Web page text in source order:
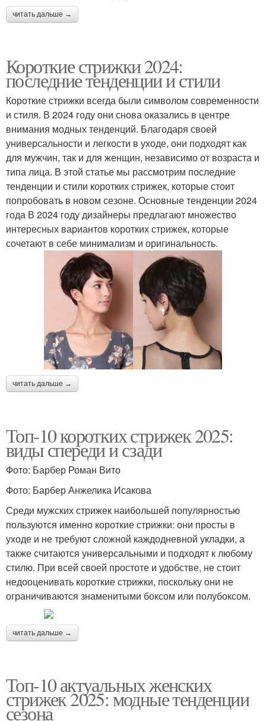
читать дальше →
Короткие стрижки 2024:
последние тенденции и стили
Короткие стрижки всегда были символом современности
и стиля. В 2024 году они снова оказались в центре
внимания модных тенденций. Благодаря своей
универсальности и легкости в уходе, они подходят как
для мужчин, так и для женщин, независимо от возраста и
типа лица. В этой статье мы рассмотрим последние
тенденции и стили коротких стрижек, которые стоит
попробовать в новом сезоне. Основные тенденции 2024
года В 2024 году дизайнеры предлагают множество
интересных вариантов коротких стрижек, которые
сочетают в себе минимализм и оригинальность.
читать дальше →
Топ-10 коротких стрижек 2025:
виды спереди и сзади
Фото: Барбер Роман Вито
Фото: Барбер Анжелика Исакова
Среди мужских стрижек наибольшей популярностью
пользуются именно короткие стрижки: они просты в
уходе и не требуют сложной каждодневной укладки, а
также считаются универсальными и подходят к любому
стилю. При всей своей простоте и удобстве, не стоит
недооценивать короткие стрижки, поскольку они не
ограничиваются знаменитыми боксом или полубоксом.
читать дальше →
Топ-10 актуальных женских
стрижек 2025: модные тенденции
сезона